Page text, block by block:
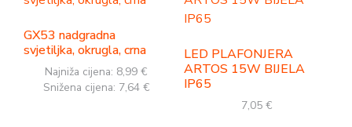
GX53 nadgradna
svjetiljka, okrugla, crna
Najniža cijena: 8,99 €
Snižena cijena: 7,64 €
LED PLAFONJERA
ARTOS 15W BIJELA
IP65
7,05 €